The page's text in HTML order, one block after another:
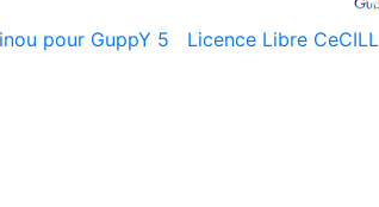
pour GuppY 5 Licence Libre CeCILL